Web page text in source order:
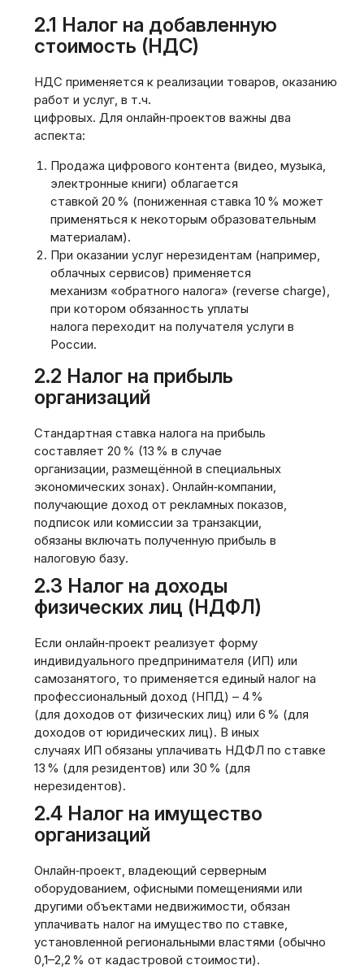
2.1 Налог на добавленную
стоимость (НДС)
НДС применяется к реализации товаров, оказанию
работ и услуг, в т.ч.
цифровых. Для онлайн‑проектов важны два
аспекта:
Продажа цифрового контента (видео, музыка,
электронные книги) облагается
ставкой 20 % (пониженная ставка 10 % может
применяться к некоторым образовательным
материалам).
При оказании услуг нерезидентам (например,
облачных сервисов) применяется
механизм «обратного налога» (reverse charge),
при котором обязанность уплаты
налога переходит на получателя услуги в
России.
2.2 Налог на прибыль
организаций
Стандартная ставка налога на прибыль
составляет 20 % (13 % в случае
организации, размещённой в специальных
экономических зонах). Онлайн‑компании,
получающие доход от рекламных показов,
подписок или комиссии за транзакции,
обязаны включать полученную прибыль в
налоговую базу.
2.3 Налог на доходы
физических лиц (НДФЛ)
Если онлайн‑проект реализует форму
индивидуального предпринимателя (ИП) или
самозанятого, то применяется единый налог на
профессиональный доход (НПД) – 4 %
(для доходов от физических лиц) или 6 % (для
доходов от юридических лиц). В иных
случаях ИП обязаны уплачивать НДФЛ по ставке
13 % (для резидентов) или 30 % (для
нерезидентов).
2.4 Налог на имущество
организаций
Онлайн‑проект, владеющий серверным
оборудованием, офисными помещениями или
другими объектами недвижимости, обязан
уплачивать налог на имущество по ставке,
установленной региональными властями (обычно
0,1–2,2 % от кадастровой стоимости).